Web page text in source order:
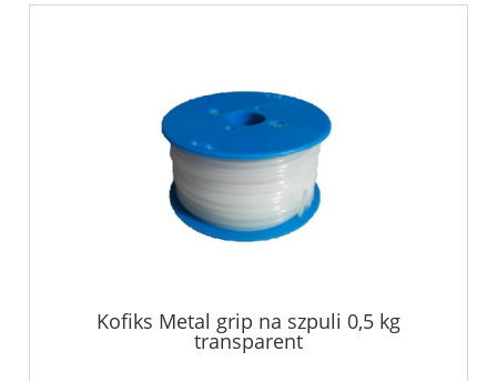
Kofiks Metal grip na szpuli 0,5 kg
transparent